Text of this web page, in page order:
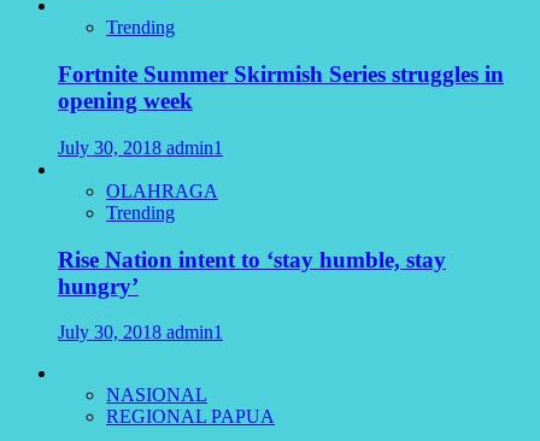
Trending
Fortnite Summer Skirmish Series struggles in
opening week
July 30, 2018 admin1
OLAHRAGA
Trending
Rise Nation intent to ‘stay humble, stay
hungry’
July 30, 2018 admin1
NASIONAL
REGIONAL PAPUA